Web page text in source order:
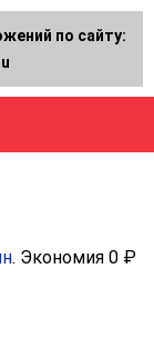
. Экономия 0 ₽
по сайту: